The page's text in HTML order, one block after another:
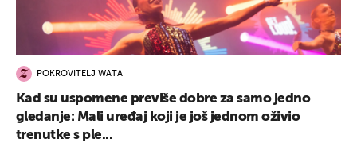
POKROVITELJ WATA
Kad su uspomene previše dobre za samo jedno
gledanje: Mali uređaj koji je još jednom oživio
trenutke s ple...